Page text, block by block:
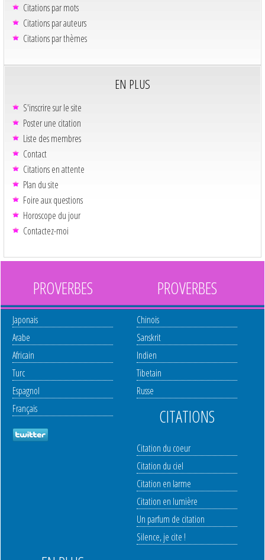
Citations par mots
Citations par auteurs
Citations par thèmes
EN PLUS
S'inscrire sur le site
Poster une citation
Liste des membres
Contact
Citations en attente
Plan du site
Foire aux questions
Horoscope du jour
Contactez-moi
PROVERBES
Japonais
Arabe
Africain
Turc
Espagnol
Français
PROVERBES
Chinois
Sanskrit
Indien
Tibetain
Russe
CITATIONS
Citation du coeur
Citation du ciel
Citation en larme
Citation en lumière
Un parfum de citation
Silence, je cite !